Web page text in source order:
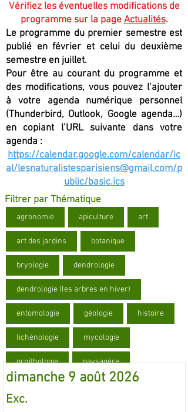
Vérifiez les éventuelles modifications de
programme sur la pageActualités.
Le programme du premier semestre est
publié en février et celui du deuxième
semestre en juillet.
Pour être au courant du programme et
des modifications, vous pouvez l’ajouter
à votre agenda numérique personnel
(Thunderbird, Outlook, Google agenda…)
en copiant l’URL suivante dans votre
agenda :
https://calendar.google.com/calendar/ic
al/lesnaturalistesparisiens@gmail.com/p
ublic/basic.ics
Filtrer par Thématique
agronomie apiculture art
art des jardins botanique
bryologie dendrologie
dendrologie (les arbres en hiver)
entomologie géologie histoire
lichénologie mycologie
ornithologie paysagère
dimanche 9 août 2026
Exc.